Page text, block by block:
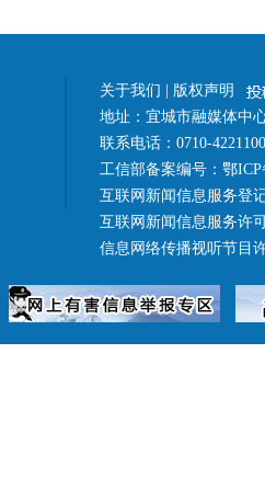
关于我们
版权声明
地址：宜城市融媒体中
联系电话：0710-
工信部备案编号： 鄂ICP
互联网新闻信息服务登
互联网新闻信息服务许
信息网络传播视听节目